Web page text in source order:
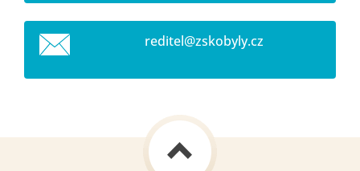
reditel@zskobyly.cz